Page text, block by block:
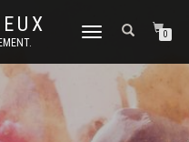
DÉPLIER
NAVIGATION
0